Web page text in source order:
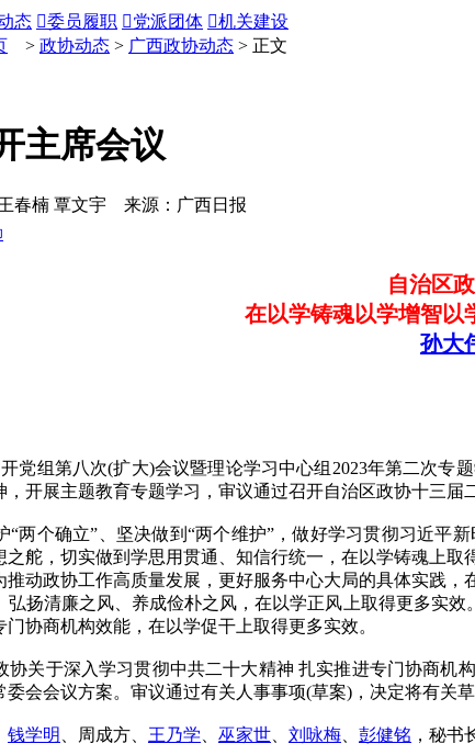
态 委员履职 党派团体 机关建设
> 政协动态 > 广西政协动态 > 正文
主席会议
春楠 覃文宇 来源：广西日报
自治区
在以学铸魂以学增智以
孙大
组第八次(扩大)会议暨理论学习中心组2023年第二次专
开展主题教育专题学习，审议通过召开自治区政协十三
“两个确立”、坚决做到“两个维护”，做好学习贯彻习近平
舵，切实做到学思用贯通、知信行统一，在以学铸魂上
推动政协工作高质量发展，更好服务中心大局的具体实践
扬清廉之风、养成俭朴之风，在以学正风上取得更多实
协商机构效能，在以学促干上取得更多实效。
于深入学习贯彻中共二十大精神 扎实推进专门协商机
会会议方案。审议通过有关人事事项(草案)，决定将有关
钱学明 、周成方、 王乃学 巫家世 刘咏梅 彭健铭 ，秘书